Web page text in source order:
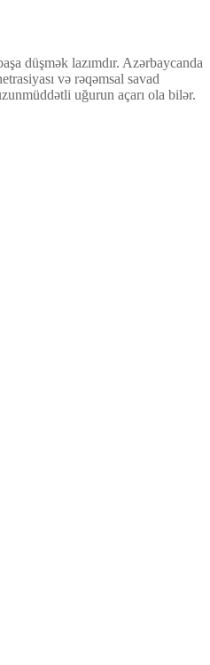
düşmək lazımdır. Azərbaycanda
və rəqəmsal savad
uğurun açarı ola bilər.